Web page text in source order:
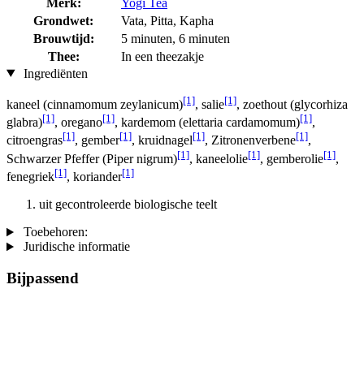
Grondwet:
Vata, Pitta, Kapha
Brouwtijd:
5 minuten, 6 minuten
Thee:
In een theezakje
Ingrediënten
kaneel (cinnamomum zeylanicum)[1], salie[1], zoethout (glycorhiza
glabra)[1], oregano[1], kardemom (elettaria cardamomum)[1],
citroengras[1], gember[1], kruidnagel[1], Zitronenverbene[1],
Schwarzer Pfeffer (Piper nigrum)[1], kaneelolie[1], gemberolie[1],
fenegriek[1], koriander[1]
uit gecontroleerde biologische teelt
Toebehoren:
Juridische informatie
Bijpassend